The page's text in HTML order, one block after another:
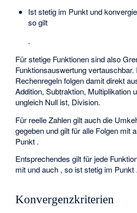
Iststetig im Punkt und
so gilt
.
Für stetige Funktionen sind also
Funktionsauswertung
Rechenregeln folgen damit direkt
Addition, Subtraktion, Multiplikation
ungleich Null ist, Division.
Für reelle Zahlen gilt auch die
gegeben und gilt für alle Folgen mit
Punkt .
Entsprechendes gilt für jede
mit undauch , so iststetig im Punkt .
Konvergenzkriterien